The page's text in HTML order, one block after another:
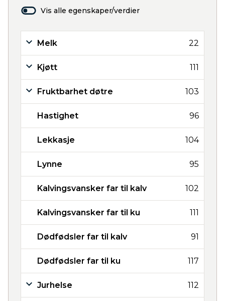
Vis alle egenskaper/verdier
Melk 22
Kjøtt 111
Fruktbarhet døtre 103
Hastighet 96
Lekkasje 104
Lynne 95
Kalvingsvansker far til kalv 102
Kalvingsvansker far til ku 111
Dødfødsler far til kalv 91
Dødfødsler far til ku 117
Jurhelse 112